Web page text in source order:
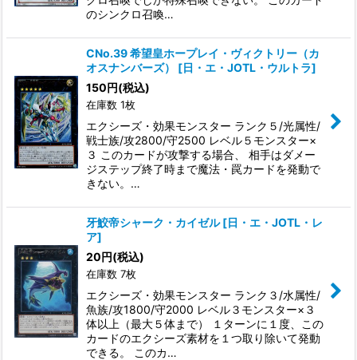
のシンクロ召喚…
CNo.39 希望皇ホープレイ・ヴィクトリー（カ
オスナンバーズ）
[日・エ・JOTL・ウルトラ]
150円(税込)
在庫数 1枚
エクシーズ・効果モンスター ランク５/光属性/
戦士族/攻2800/守2500 レベル５モンスター×
３ このカードが攻撃する場合、 相手はダメー
ジステップ終了時まで魔法・罠カードを発動で
きない。…
牙鮫帝シャーク・カイゼル [日・エ・JOTL・レ
ア]
20円(税込)
在庫数 7枚
エクシーズ・効果モンスター ランク３/水属性/
魚族/攻1800/守2000 レベル３モンスター×３
体以上（最大５体まで） １ターンに１度、この
カードのエクシーズ素材を１つ取り除いて発動
できる。 このカ…